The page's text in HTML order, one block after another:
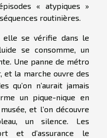
« atypiques »
routinières.
elle se vérifie dans le
se consomme, un
Une panne de métro
et la marche ouvre des
qu’on n’aurait jamais
un pique-nique en
et l’on découvre
un silence. Les
et d’assurance le